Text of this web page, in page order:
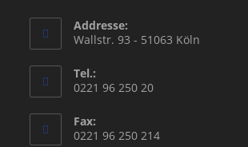
Addresse:
Wallstr. 93 - 51063 Köln
Tel.:
0221 96 250 20
Fax:
0221 96 250 214